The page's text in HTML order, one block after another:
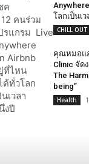
โลกเป็นเ
CHILL OUT
คุณหมอแอ
Clinic จัด
The
being”
Health